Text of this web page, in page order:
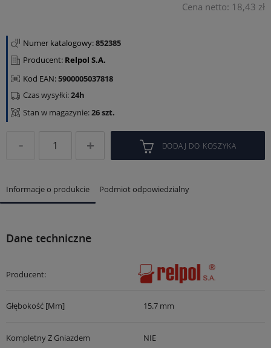
Cena netto: 18,43 zł
Numer katalogowy:852385
Producent: Relpol S.A.
Kod EAN:5900005037818
Stan w magazynie:26 szt.
Czas wysyłki:24h
DODAJ DO KOSZYKA
Informacje o produkcie Podmiot odpowiedzialny
Dane techniczne
Producent:
Głębokość [mm] 15.7 mm
Kompletny Z Gniazdem NIE